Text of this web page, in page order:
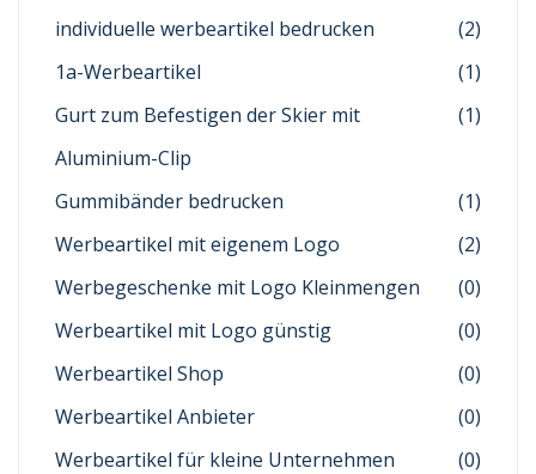
individuelle werbeartikel bedrucken
(2)
1a-Werbeartikel
(1)
Gurt zum Befestigen der Skier mit
Aluminium-Clip
(1)
Gummibänder bedrucken
(1)
Werbeartikel mit eigenem Logo
(2)
Werbegeschenke mit Logo Kleinmengen
(0)
Werbeartikel mit Logo günstig
(0)
Werbeartikel Shop
(0)
Werbeartikel Anbieter
(0)
Werbeartikel für kleine Unternehmen
(0)